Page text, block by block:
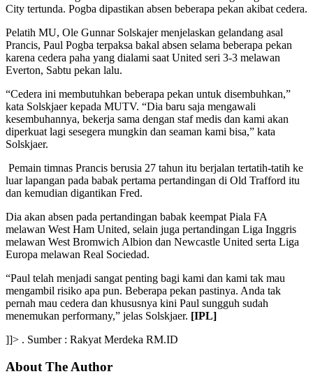
City tertunda. Pogba dipastikan absen beberapa pekan akibat cedera.
Pelatih MU, Ole Gunnar Solskajer menjelaskan gelandang asal
Prancis, Paul Pogba terpaksa bakal absen selama beberapa pekan
karena cedera paha yang dialami saat United seri 3-3 melawan
Everton, Sabtu pekan lalu.
“Cedera ini membutuhkan beberapa pekan untuk disembuhkan,”
kata Solskjaer kepada MUTV. “Dia baru saja mengawali
kesembuhannya, bekerja sama dengan staf medis dan kami akan
diperkuat lagi sesegera mungkin dan seaman kami bisa,” kata
Solskjaer.
Pemain timnas Prancis berusia 27 tahun itu berjalan tertatih-tatih ke
luar lapangan pada babak pertama pertandingan di Old Trafford itu
dan kemudian digantikan Fred.
Dia akan absen pada pertandingan babak keempat Piala FA
melawan West Ham United, selain juga pertandingan Liga Inggris
melawan West Bromwich Albion dan Newcastle United serta Liga
Europa melawan Real Sociedad.
“Paul telah menjadi sangat penting bagi kami dan kami tak mau
mengambil risiko apa pun. Beberapa pekan pastinya. Anda tak
pernah mau cedera dan khususnya kini Paul sungguh sudah
menemukan performany,” jelas Solskjaer. [IPL]
]]> . Sumber : Rakyat Merdeka RM.ID
About The Author